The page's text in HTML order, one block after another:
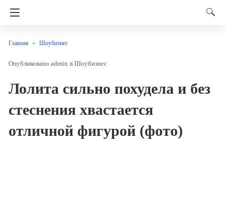
Главная Шоубизнес
admin в Шоубизнес
Лолита сильно похудела и без
стеснения хвастается
отличной фигурой (фото)